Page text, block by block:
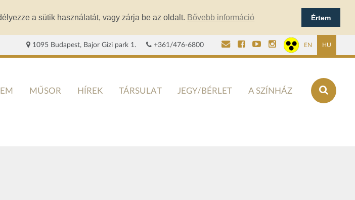
a sütik használatát, vagy zárja be az oldalt. Bővebb információ Értem
1095 Budapest, Bajor Gizi park 1. +361/476-6800 EN HU
MŰSOR HÍREK TÁRSULAT JEGY/BÉRLET A SZÍNHÁZ